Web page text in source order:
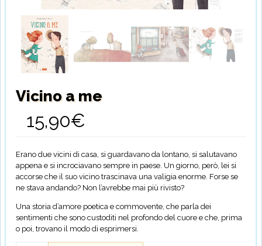
Vicino a me
15,90€
Erano due vicini di casa, si guardavano da lontano, si salutavano
appena e si incrociavano sempre in paese. Un giorno, però, lei si
accorse che il suo vicino trascinava una valigia enorme. Forse se
ne stava andando? Non l’avrebbe mai più rivisto?
Una storia d’amore poetica e commovente, che parla dei
sentimenti che sono custoditi nel profondo del cuore e che, prima
o poi, trovano il modo di esprimersi.